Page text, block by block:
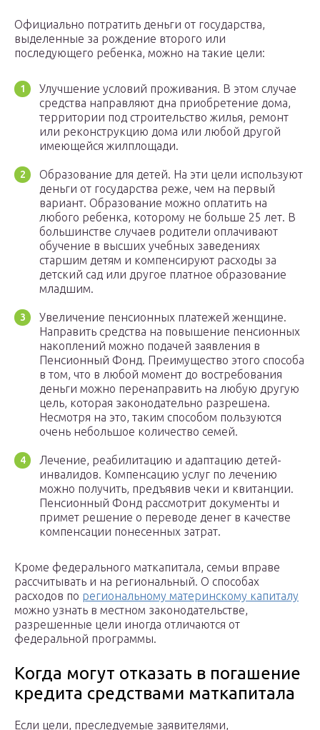
Официально потратить деньги от государства,
выделенные за рождение второго или
последующего ребенка, можно на такие цели:
Улучшение условий проживания. В этом случае
средства направляют дна приобретение дома,
территории под строительство жилья, ремонт
или реконструкцию дома или любой другой
имеющейся жилплощади.
Образование для детей. На эти цели используют
деньги от государства реже, чем на первый
вариант. Образование можно оплатить на
любого ребенка, которому не больше 25 лет. В
большинстве случаев родители оплачивают
обучение в высших учебных заведениях
старшим детям и компенсируют расходы за
детский сад или другое платное образование
младшим.
Увеличение пенсионных платежей женщине.
Направить средства на повышение пенсионных
накоплений можно подачей заявления в
Пенсионный Фонд. Преимущество этого способа
в том, что в любой момент до востребования
деньги можно перенаправить на любую другую
цель, которая законодательно разрешена.
Несмотря на это, таким способом пользуются
очень небольшое количество семей.
Лечение, реабилитацию и адаптацию детей-
инвалидов. Компенсацию услуг по лечению
можно получить, предъявив чеки и квитанции.
Пенсионный Фонд рассмотрит документы и
примет решение о переводе денег в качестве
компенсации понесенных затрат.
Кроме федерального маткапитала, семьи вправе
рассчитывать и на региональный. О способах
расходов по региональному материнскому капиталу
можно узнать в местном законодательстве,
разрешенные цели иногда отличаются от
федеральной программы.
Когда могут отказать в погашение
кредита средствами маткапитала
Если цели, преследуемые заявителями,